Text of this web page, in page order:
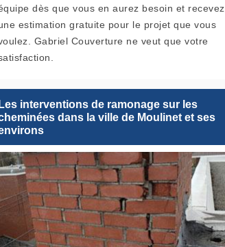
dès que vous en aurez besoin et recevez
estimation gratuite pour le projet que vous
Gabriel Couverture ne veut que votre
Les interventions de ramonage sur les
dans la ville de Moulinet et ses